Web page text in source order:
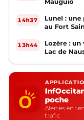
14h37
Lunel : une
au Fort
13h44
Lozère :
Lac de
poche
Alertes en
trafic